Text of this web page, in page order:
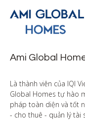
Ami Global
Là thành viên của IQI
Global Homes tự hào
pháp toàn diện và tốt
- cho thuê - quản lý tài